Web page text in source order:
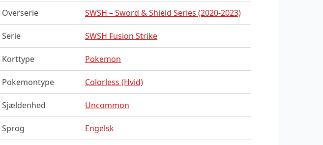
Overserie SWSH – Sword & Shield Series (2020-2023)
Serie SWSH Fusion Strike
Korttype Pokemon
Pokemontype Colorless (Hvid)
Sjældenhed Uncommon
Sprog Engelsk